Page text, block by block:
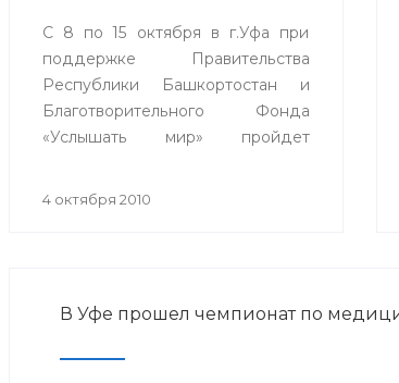
С 8 по 15 октября в г.Уфа при
поддержке Правительства
Республики Башкортостан и
Благотворительного Фонда
«Услышать мир» пройдет
детей после кохлеарной
4 октября 2010
В Уфе прошел чемпионат по